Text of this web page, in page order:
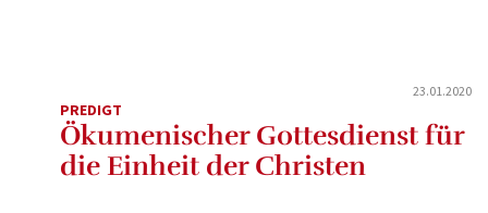
23.01.2020
PREDIGT
Ökumenischer Gottesdienst für
die Einheit der Christen